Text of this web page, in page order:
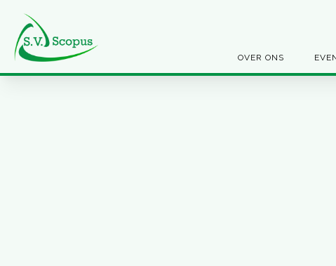
OVER ONS